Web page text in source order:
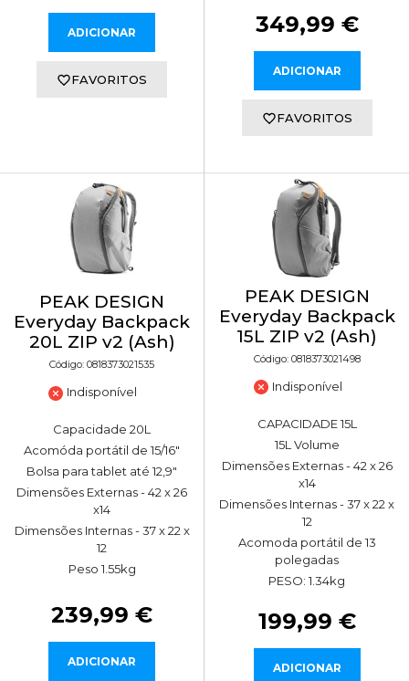
ADICIONAR
FAVORITOS
349,99 €
ADICIONAR
FAVORITOS
PEAK DESIGN
Everyday Backpack
20L ZIP v2 (Ash)
Código: 0818373021535
Indisponível
Capacidade 20L
Acomóda portátil de 15/16"
Bolsa para tablet até 12,9"
Dimensões Externas - 42 x 26
x14
Dimensões Internas - 37 x 22 x
12
Peso 1.55kg
239,99 €
ADICIONAR
PEAK DESIGN
Everyday Backpack
15L ZIP v2 (Ash)
Código: 0818373021498
Indisponível
CAPACIDADE 15L
15L Volume
Dimensões Externas - 42 x 26
x14
Dimensões Internas - 37 x 22 x
12
Acomoda portátil de 13
polegadas
PESO: 1.34kg
199,99 €
ADICIONAR